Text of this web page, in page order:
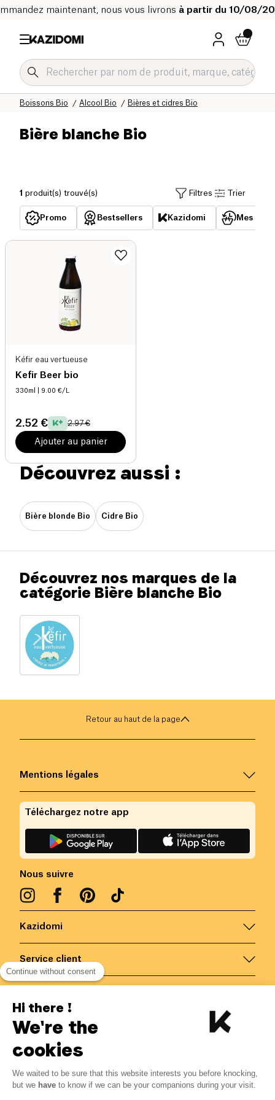
maintenant, nous vous livrons à partir du 10/08/
Bières et cidres Bio
Alcool Bio
Boissons Bio
Notre catalogue bio
Accueil
Bière blanche Bio
1 produit(s) trouvé(s) Filtres Trier
Promo Bestsellers Kazidomi Mes
Kéfir eau vertueuse
Kefir Beer bio
330ml | 9.00 €/L
2.52 € 2.97 €
Ajouter au panier
Découvrez aussi :
Bière blonde Bio Cidre Bio
Découvrez nos marques de la
catégorie Bière blanche Bio
Retour au haut de la page
Kazidomi
Service client
Mentions légales
Nous suivre
Téléchargez notre app
Belgique/FR
Continue without consent
Hi there !
We're the
cookies
We waited to be sure that this website interests you before knocking,
but we have to know if we can be your companions during your visit.